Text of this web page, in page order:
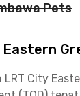
Pets
City